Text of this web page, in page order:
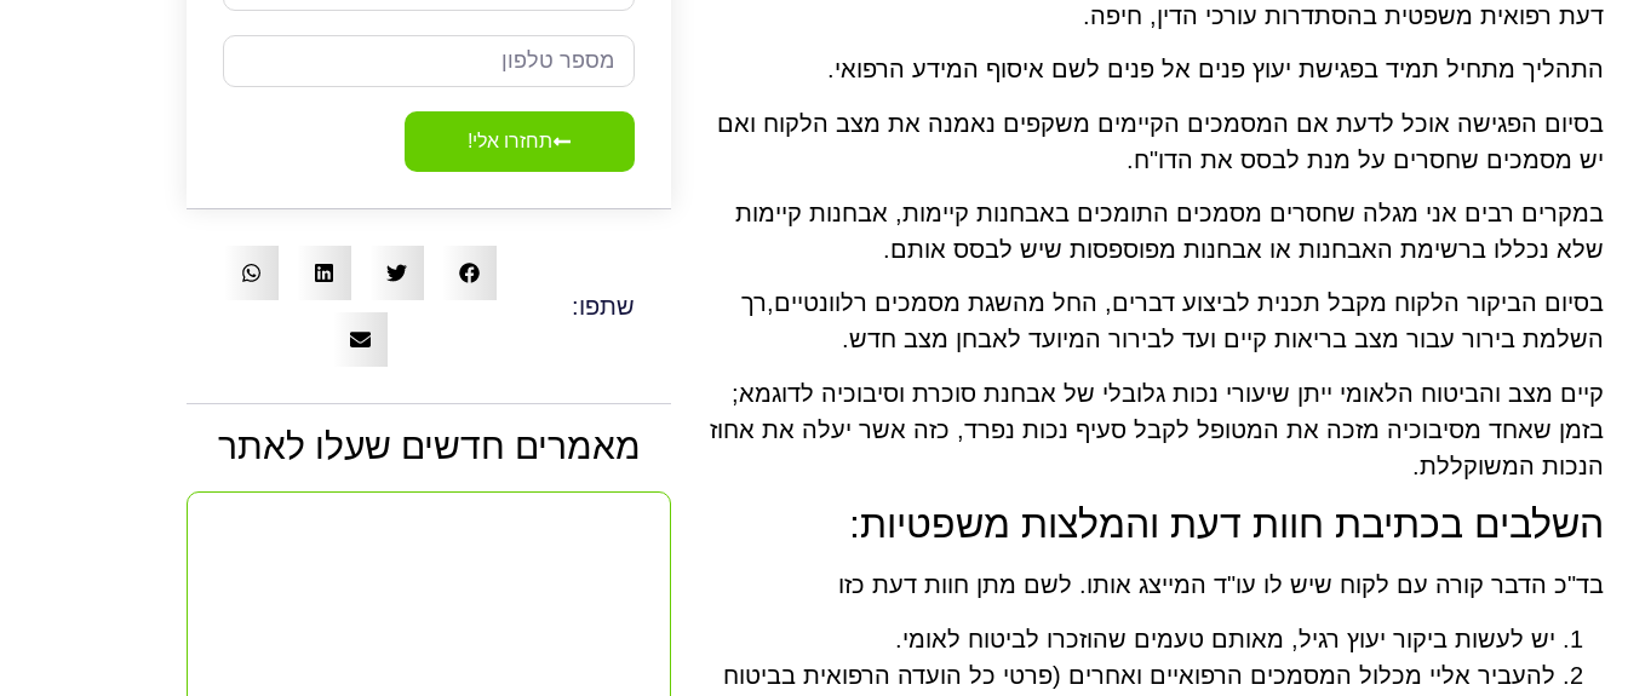
דעת רפואית משפטית בהסתדרות עורכי הדין, חיפה.
התהליך מתחיל תמיד בפגישת יעוץ פנים אל פנים לשם איסוף המידע הרפואי.
בסיום הפגישה אוכל לדעת אם המסמכים הקיימים משקפים נאמנה את מצב הלקוח ואם
יש מסמכים שחסרים על מנת לבסס את הדו"ח.
במקרים רבים אני מגלה שחסרים מסמכים התומכים באבחנות קיימות, אבחנות קיימות
שלא נכללו ברשימת האבחנות או אבחנות מפוספסות שיש לבסס אותם.
בסיום הביקור הלקוח מקבל תכנית לביצוע דברים, החל מהשגת מסמכים רלוונטיים,רך
השלמת בירור עבור מצב בריאות קיים ועד לבירור המיועד לאבחן מצב חדש.
קיים מצב והביטוח הלאומי ייתן שיעורי נכות גלובלי של אבחנת סוכרת וסיבוכיה לדוגמא;
בזמן שאחד מסיבוכיה מזכה את המטופל לקבל סעיף נכות נפרד, כזה אשר יעלה את אחוז
הנכות המשוקללת.
השלבים בכתיבת חוות דעת והמלצות משפטיות:
בד"כ הדבר קורה עם לקוח שיש לו עו"ד המייצג אותו. לשם מתן חוות דעת כזו
יש לעשות ביקור יעוץ רגיל, מאותם טעמים שהוזכרו לביטוח לאומי.
להעביר אליי מכלול המסמכים הרפואיים ואחרים (פרטי כל הועדה הרפואית בביטוח
תחזרו אלי!
שתפו:
מאמרים חדשים שעלו לאתר